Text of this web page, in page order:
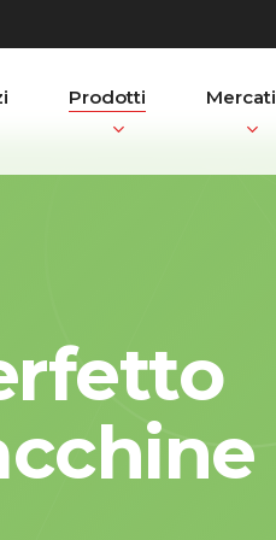
Prodotti Mercati